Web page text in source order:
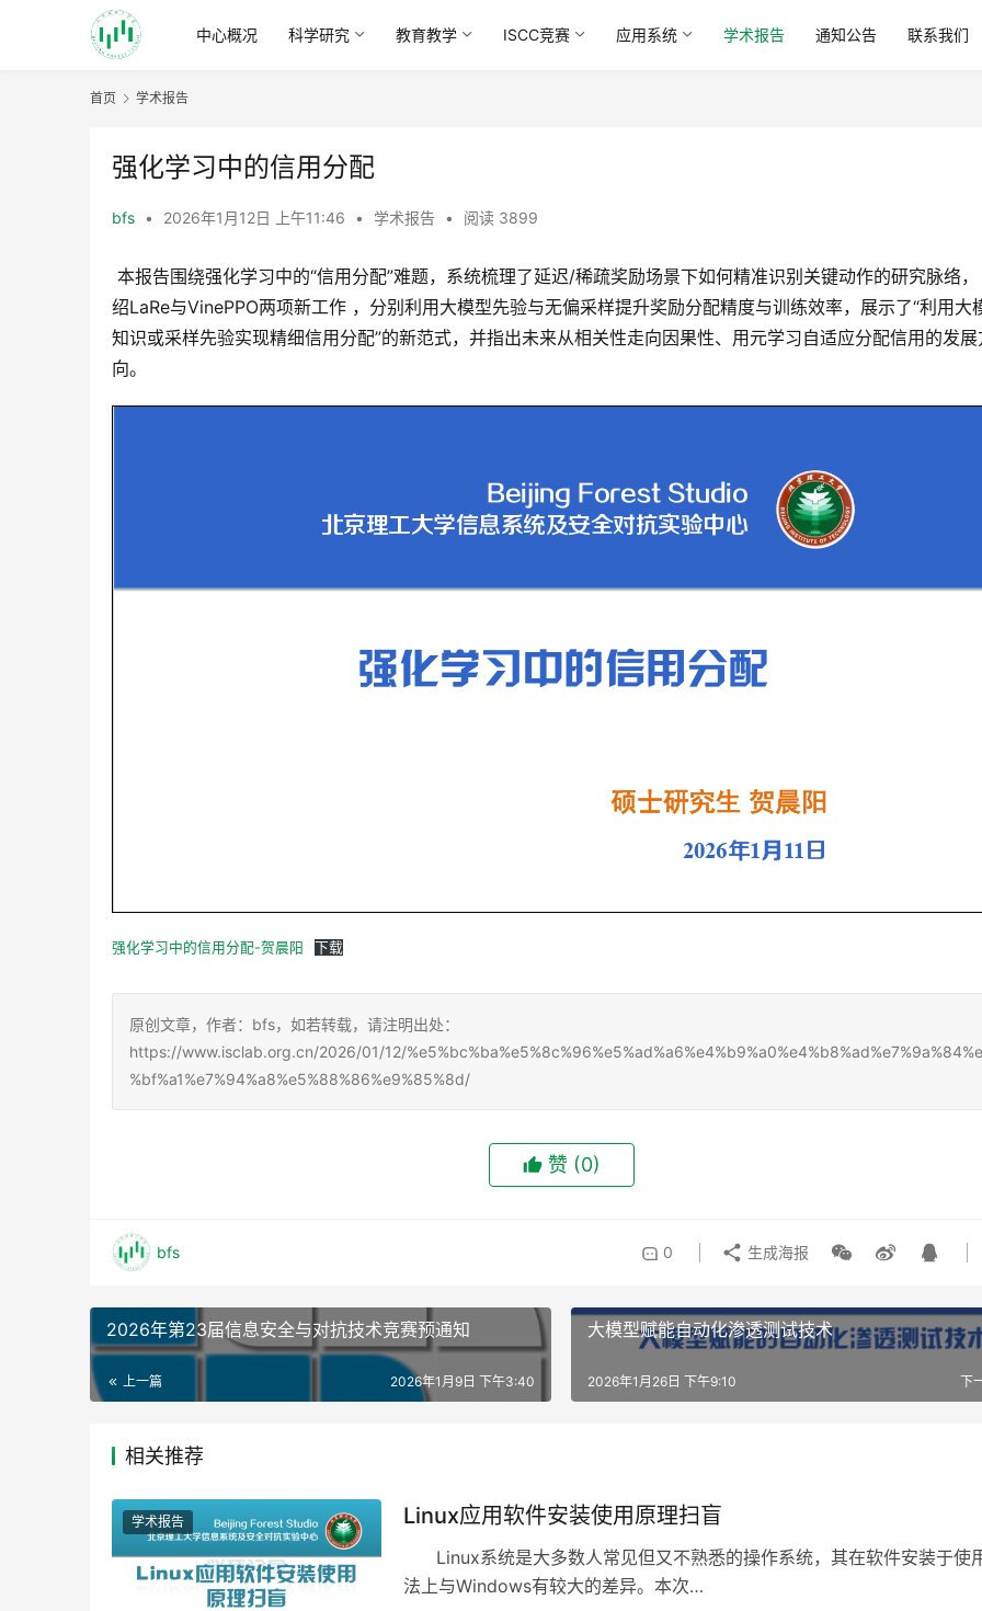
中心概况 科学研究 教育教学 ISCC竞赛 应用系统 学术报告 通知公告 联系我们
首页 学术报告
强化学习中的信用分配
bfs • 2026年1月12日 上午11:46 • 学术报告 • 阅读 3899
绍LaRe与VinePPO两项新工作 ，分别利用大模型先验与无偏采样提升奖励分配精度与训练效率，展示了“利用大
知识或采样先验实现精细信用分配”的新范式，并指出未来从相关性走向因果性、用元学习自适应分配信用的发展
向。
强化学习中的信用分配-贺晨阳 下载
原创文章，作者：bfs，如若转载，请注明出处：
https://www.isclab.org.cn/2026/01/12/
%bf%a1%e7%94%a8%e5%88%86%e9%85%8d/
赞 (0)
bfs 0 生成海报
2026年第23届信息安全与对抗技术竞赛预通知
上一篇 2026年1月9日 下午3:40
大模型赋能自动化渗透测试技术
下
2026年1月26日 下午9:10
相关推荐
学术报告 Linux应用软件安装使用原理扫盲
Linux系统是大多数人常见但又不熟悉的操作系统，其在软件安装于使
法上与Windows有较大的差异。本次…